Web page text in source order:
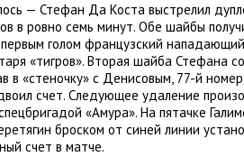
— Стефан Да Коста выстрелил
в ровно семь минут. Обе шайбы
первым голом французский
«тигров». Вторая шайба Стефана
в «стеночку» с Денисовым, 77-й
счет. Следующее удаление
«Амура». На пятачке
броском от синей линии
счет в матче.